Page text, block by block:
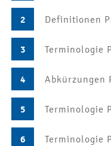
2 Definitionen
3 Terminologie
4 Abkürzungen
5 Terminologie
6 Terminologie